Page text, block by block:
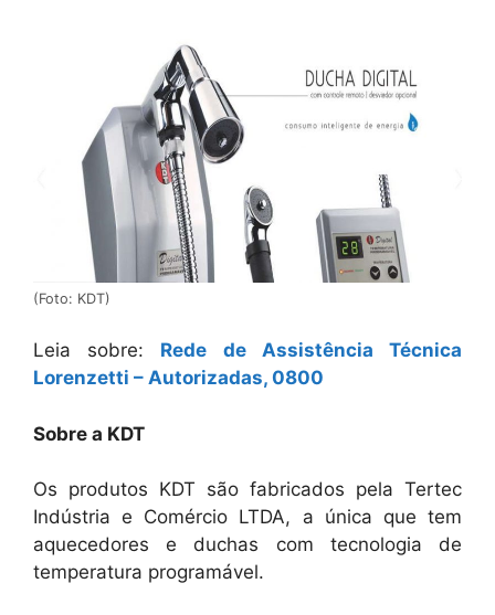
(Foto: KDT)
Leia sobre: Rede de Assistência Técnica
Lorenzetti – Autorizadas, 0800
Sobre a KDT
Os produtos KDT são fabricados pela Tertec
Indústria e Comércio LTDA, a única que tem
aquecedores e duchas com tecnologia de
temperatura programável.